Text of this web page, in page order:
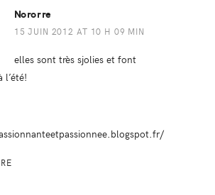
Nororre
15 JUIN 2012 AT 10 H 09 MIN
elles sont très sjolies et font
l’été!